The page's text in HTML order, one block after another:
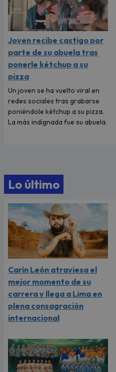
Joven recibe castigo por
parte de su abuela tras
ponerle kétchup a su
pizza
Un joven se ha vuelto viral en
redes sociales tras grabarse
poniéndole kétchup a su pizza.
La más indignada fue su abuela.
Lo último
Carín León atraviesa el
mejor momento de su
carrera y llega a Lima en
plena consagración
internacional